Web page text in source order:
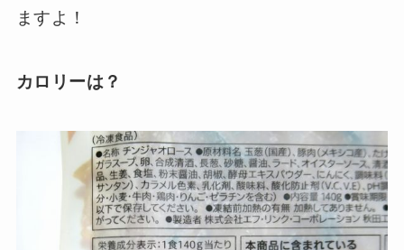
ますよ！
カロリーは？